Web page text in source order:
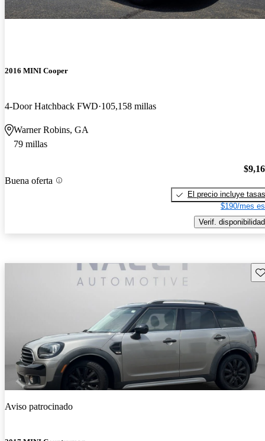
2016 MINI Cooper
4-Door Hatchback FWD 105,158 millas
Warner Robins, GA
79 millas
Buena oferta
El precio incluye tasas
$190/mes
Verif. disponibilidad
Aviso patrocinado